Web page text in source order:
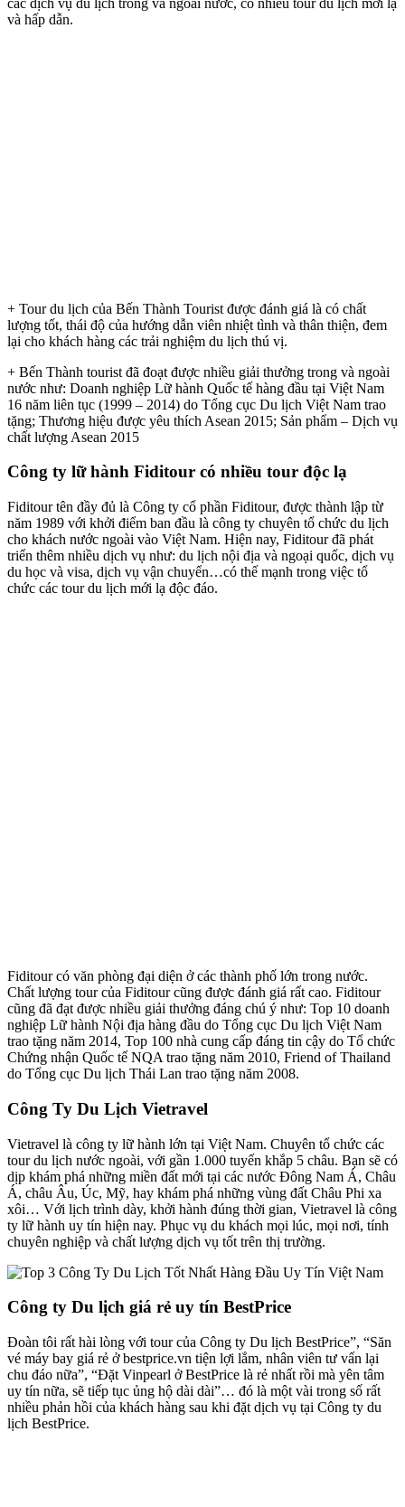
và hấp dẫn.
+ Tour du lịch của Bến Thành Tourist được đánh giá là có chất
lượng tốt, thái độ của hướng dẫn viên nhiệt tình và thân thiện, đem
lại cho khách hàng các trải nghiệm du lịch thú vị.
+ Bến Thành tourist đã đoạt được nhiều giải thưởng trong và ngoài
nước như: Doanh nghiệp Lữ hành Quốc tế hàng đầu tại Việt Nam
16 năm liên tục (1999 – 2014) do Tổng cục Du lịch Việt Nam trao
tặng; Thương hiệu được yêu thích Asean 2015; Sản phẩm – Dịch vụ
chất lượng Asean 2015
Công ty lữ hành Fiditour có nhiều tour độc lạ
Fiditour tên đầy đủ là Công ty cổ phần Fiditour, được thành lập từ
năm 1989 với khởi điểm ban đầu là công ty chuyên tổ chức du lịch
cho khách nước ngoài vào Việt Nam. Hiện nay, Fiditour đã phát
triển thêm nhiều dịch vụ như: du lịch nội địa và ngoại quốc, dịch vụ
du học và visa, dịch vụ vận chuyển…có thế mạnh trong việc tổ
chức các tour du lịch mới lạ độc đáo.
Fiditour có văn phòng đại diện ở các thành phố lớn trong nước.
Chất lượng tour của Fiditour cũng được đánh giá rất cao. Fiditour
cũng đã đạt được nhiều giải thưởng đáng chú ý như: Top 10 doanh
nghiệp Lữ hành Nội địa hàng đầu do Tổng cục Du lịch Việt Nam
trao tặng năm 2014, Top 100 nhà cung cấp đáng tin cậy do Tổ chức
Chứng nhận Quốc tế NQA trao tặng năm 2010, Friend of Thailand
do Tổng cục Du lịch Thái Lan trao tặng năm 2008.
Công Ty Du Lịch Vietravel
Vietravel là công ty lữ hành lớn tại Việt Nam. Chuyên tổ chức các
tour du lịch nước ngoài, với gần 1.000 tuyến khắp 5 châu. Bạn sẽ có
dịp khám phá những miền đất mới tại các nước Đông Nam Á, Châu
Á, châu Âu, Úc, Mỹ, hay khám phá những vùng đất Châu Phi xa
xôi… Với lịch trình dày, khởi hành đúng thời gian, Vietravel là công
ty lữ hành uy tín hiện nay. Phục vụ du khách mọi lúc, mọi nơi, tính
chuyên nghiệp và chất lượng dịch vụ tốt trên thị trường.
Công ty Du lịch giá rẻ uy tín BestPrice
Đoàn tôi rất hài lòng với tour của Công ty Du lịch BestPrice”, “Săn
vé máy bay giá rẻ ở bestprice.vn tiện lợi lắm, nhân viên tư vấn lại
chu đáo nữa”, “Đặt Vinpearl ở BestPrice là rẻ nhất rồi mà yên tâm
uy tín nữa, sẽ tiếp tục ủng hộ dài dài”… đó là một vài trong số rất
nhiều phản hồi của khách hàng sau khi đặt dịch vụ tại Công ty du
lịch BestPrice.